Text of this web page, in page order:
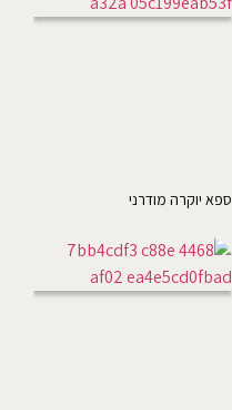
ספא יוקרה מודרני